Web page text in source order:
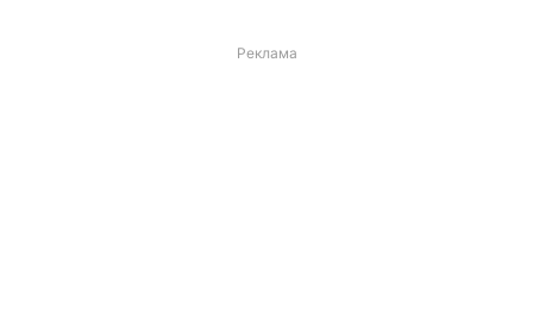
Реклама